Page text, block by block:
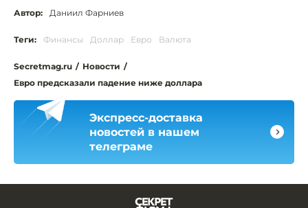
Автор: Даниил Фарниев
Теги: Финансы Доллар Евро Валюта
Secretmag.ru / Новости /
Евро предсказали падение ниже доллара
Экспресс-доставка
новостей в нашем
телеграме